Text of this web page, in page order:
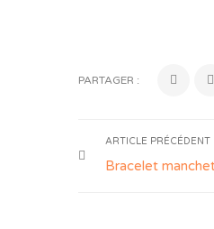
PARTAGER :
ARTICLE PRÉCÉDENT
Bracelet